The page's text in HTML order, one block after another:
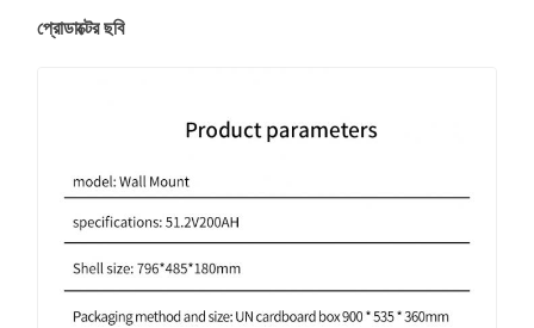
প্রোডাক্টের ছবি